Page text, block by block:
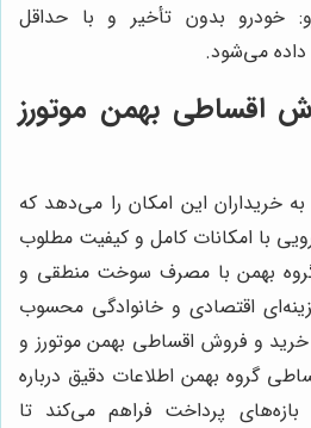
خودرو بدون تأخیر و با حداقل
می‌شود.
اقساطی بهمن موتورز
خریداران این امکان را می‌دهد که
با امکانات کامل و کیفیت مطلوب
بهمن با مصرف سوخت منطقی و
اقتصادی و خانوادگی محسوب
و فروش اقساطی بهمن موتورز و
گروه بهمن اطلاعات دقیق درباره
پرداخت فراهم می‌کند تا